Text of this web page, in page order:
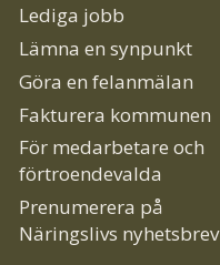
Lediga jobb
Lämna en synpunkt
Göra en felanmälan
Fakturera kommunen
För medarbetare och
förtroendevalda
Prenumerera på
Näringslivs nyhetsbrev